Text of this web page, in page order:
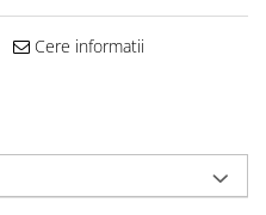
Cere informatii